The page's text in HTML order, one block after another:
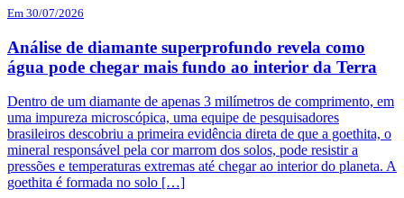
Em 30/07/2026
Análise de diamante superprofundo revela como
água pode chegar mais fundo ao interior da Terra
Dentro de um diamante de apenas 3 milímetros de comprimento, em
uma impureza microscópica, uma equipe de pesquisadores
brasileiros descobriu a primeira evidência direta de que a goethita, o
mineral responsável pela cor marrom dos solos, pode resistir a
pressões e temperaturas extremas até chegar ao interior do planeta. A
goethita é formada no solo […]